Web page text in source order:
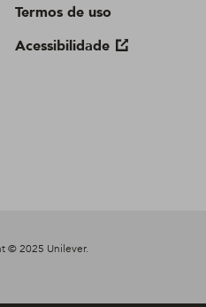
Termos de uso
Acessibilidade
© 2025 Unilever.